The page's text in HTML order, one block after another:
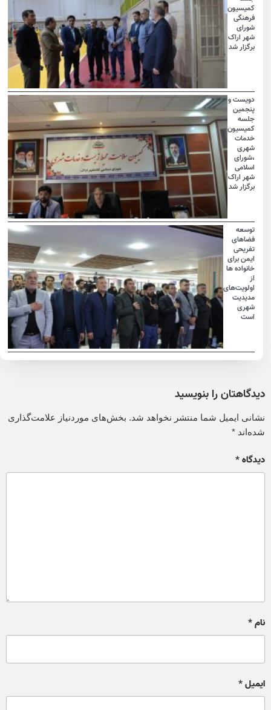
کمیسیون
فرهنگی
شورای
شهر اراک
برگزار شد
دویست و
پنجمین
جلسه
کمیسیون
خدمات
شهری
،شورای
اسلامی
شهر اراک
برگزار شد
توسعه
فضاهای
تفریحی
ایمن برای
خانواده ها
اولویت‌های
مدیدیت
شهری
است
دیدگاهتان را بنویسید
نشانی ایمیل شما منتشر نخواهد شد. بخش‌های موردنیاز علامت‌گذاری
شده‌اند*
دیدگاه*
نام*
ایمیل*